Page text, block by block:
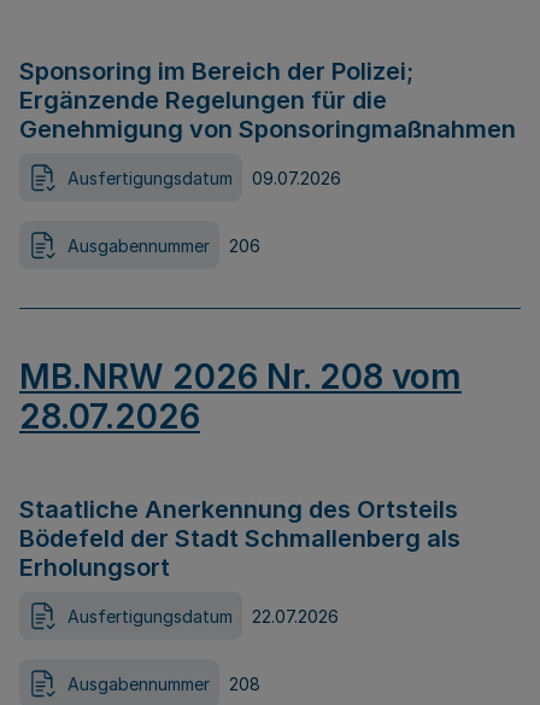
Sponsoring im Bereich der Polizei;
Ergänzende Regelungen für die
Genehmigung von Sponsoringmaßnahmen
Ausfertigungsdatum 09.07.2026
Ausgabennummer 206
MB.NRW 2026 Nr. 208 vom
28.07.2026
Staatliche Anerkennung des Ortsteils
Bödefeld der Stadt Schmallenberg als
Erholungsort
Ausfertigungsdatum 22.07.2026
Ausgabennummer 208